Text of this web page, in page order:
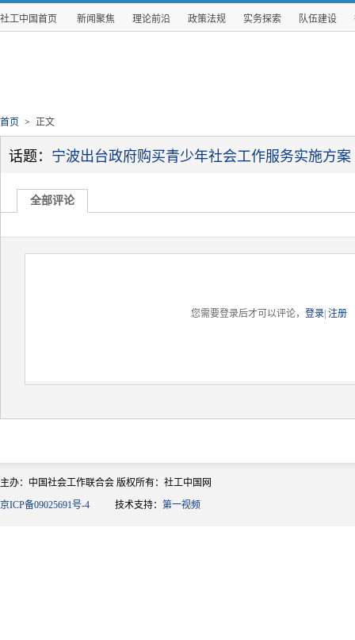
社工中国首页 新闻聚焦 理论前沿 政策法规 实务探索 队伍建设
首页 > 正文
话题： 宁波出台政府购买青少年社会工作服务实施方案
全部评论
您需要登录后才可以评论，登录 |注册
主办：中国社会工作联合会 版权所有：社工中国网
京ICP备09025691号-4 技术支持： 第一视频